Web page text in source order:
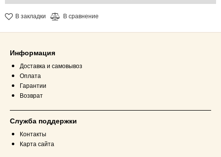
В закладки В сравнение
Информация
Доставка и самовывоз
Оплата
Гарантии
Возврат
Служба поддержки
Контакты
Карта сайта